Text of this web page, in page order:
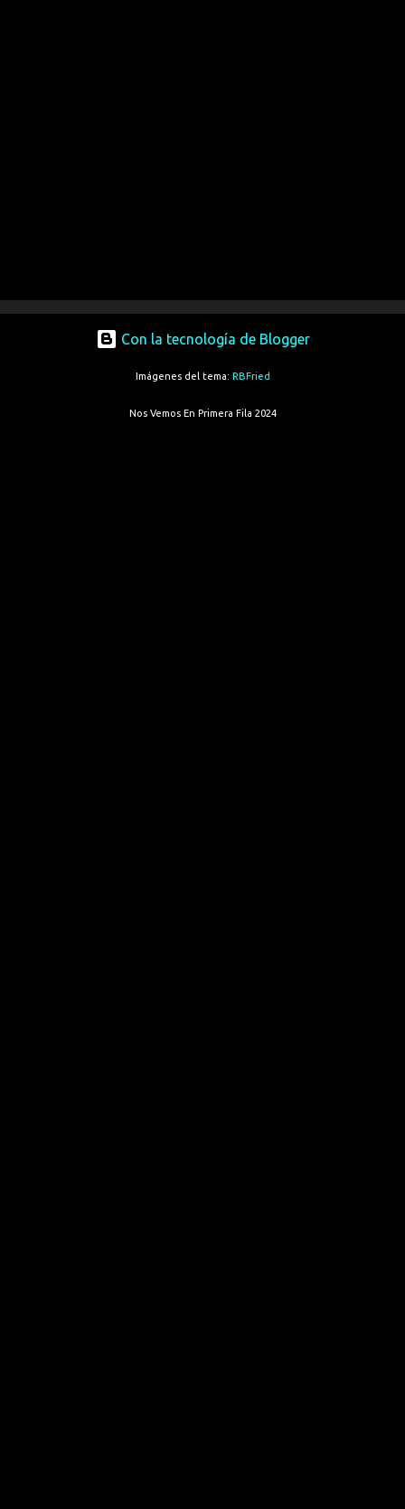
Con la tecnología de Blogger
Imágenes del tema: RBFried
Nos Vemos En Primera Fila 2024